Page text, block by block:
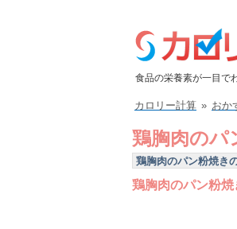
食品の栄養素が一目で
カロリー計算 » おか
鶏胸肉のパ
鶏胸肉のパン粉焼き
鶏胸肉のパン粉